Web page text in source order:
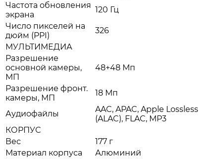
Частота обновления
экрана
120 Гц
Число пикселей на
дюйм (PPI)
326
МУЛЬТИМЕДИА
Разрешение
основной камеры,
МП
48+48 Мп
Разрешение фронт.
камеры, МП
18 Мп
Аудиофайлы
AAC, APAC, Apple Lossless
(ALAC), FLAC, MP3
КОРПУС
Вес
177 г
Материал корпуса
Алюминий